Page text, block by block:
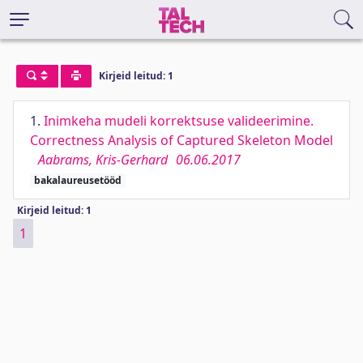
Kirjeid leitud: 1
1. Inimkeha mudeli korrektsuse valideerimine.
Correctness Analysis of Captured Skeleton Model
Aabrams, Kris-Gerhard 06.06.2017
bakalaureusetööd
Kirjeid leitud: 1
1